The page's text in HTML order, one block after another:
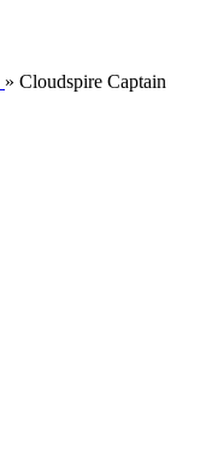
» Cloudspire Captain